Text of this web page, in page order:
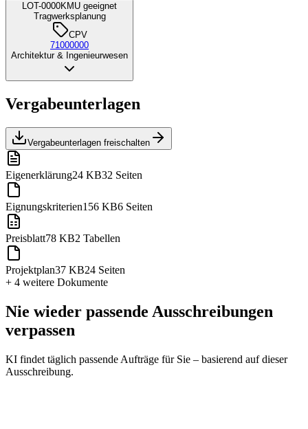
LOT-0000KMU geeignet
Tragwerksplanung
CPV
71000000
Architektur & Ingenieurwesen
Vergabeunterlagen
Vergabeunterlagen freischalten
Eigenerklärung24 KB32 Seiten
Eignungskriterien156 KB6 Seiten
Preisblatt78 KB2 Tabellen
Projektplan37 KB24 Seiten
+ 4 weitere Dokumente
Nie wieder passende Ausschreibungen
verpassen
KI findet täglich passende Aufträge für Sie – basierend auf dieser
Ausschreibung.